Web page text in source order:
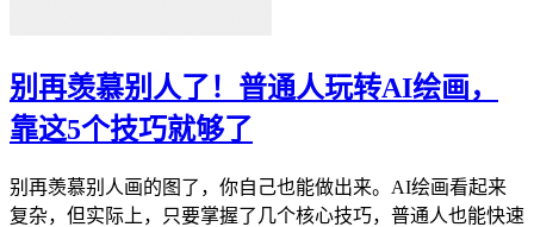
别再羡慕别人了！普通人玩转AI绘画，
靠这5个技巧就够了
别再羡慕别人画的图了，你自己也能做出来。AI绘画看起来
复杂，但实际上，只要掌握了几个核心技巧，普通人也能快速